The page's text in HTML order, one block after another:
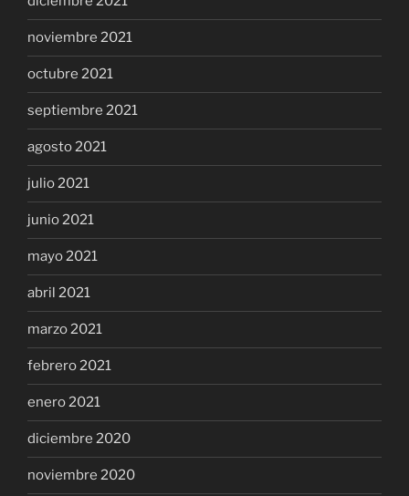
noviembre 2021
octubre 2021
septiembre 2021
agosto 2021
julio 2021
junio 2021
mayo 2021
abril 2021
marzo 2021
febrero 2021
enero 2021
diciembre 2020
noviembre 2020